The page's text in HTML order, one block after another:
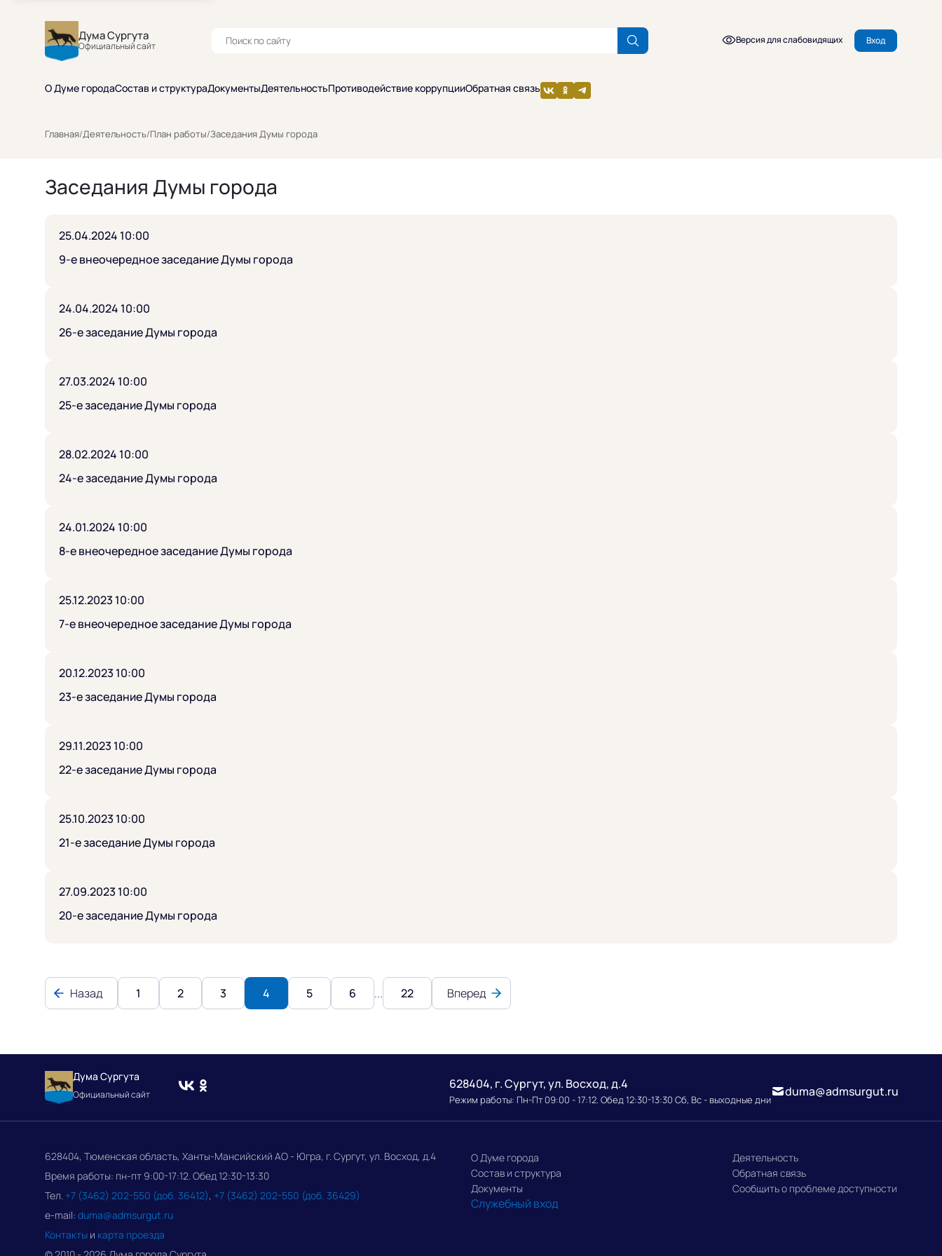
Дума Сургута
Официальный сайт
Версия для слабовидящих Вход
О Думе городаСостав и структураДокументыДеятельностьПротиводействие коррупцииОбратная связь
Главная/Деятельность/План работы/Заседания Думы города
Заседания Думы города
25.04.2024 10:00
9-е внеочередное заседание Думы города
24.04.2024 10:00
26-е заседание Думы города
27.03.2024 10:00
25-е заседание Думы города
28.02.2024 10:00
24-е заседание Думы города
24.01.2024 10:00
8-е внеочередное заседание Думы города
25.12.2023 10:00
7-е внеочередное заседание Думы города
20.12.2023 10:00
23-е заседание Думы города
29.11.2023 10:00
22-е заседание Думы города
25.10.2023 10:00
21-е заседание Думы города
27.09.2023 10:00
20-е заседание Думы города
Назад 1 2 3 4 5 6 ... 22 Вперед
Дума Сургута
Официальный сайт
628404, г. Сургут, ул. Восход, д.4
Режим работы: Пн-Пт 09:00 - 17:12. Обед 12:30-13:30 Сб, Вс - выходные дни
duma@admsurgut.ru
628404, Тюменская область, Ханты-Мансийский АО - Югра, г. Сургут, ул. Восход, д.4
Время работы: пн-пт 9:00-17:12. Обед 12:30-13:30
Тел. +7 (3462) 202-550 (доб. 36412), +7 (3462) 202-550 (доб. 36429)
e-mail: duma@admsurgut.ru
Контакты и карта проезда
О Думе города
Состав и структура
Документы
Деятельность
Обратная связь
Сообщить о проблеме доступности
Служебный вход